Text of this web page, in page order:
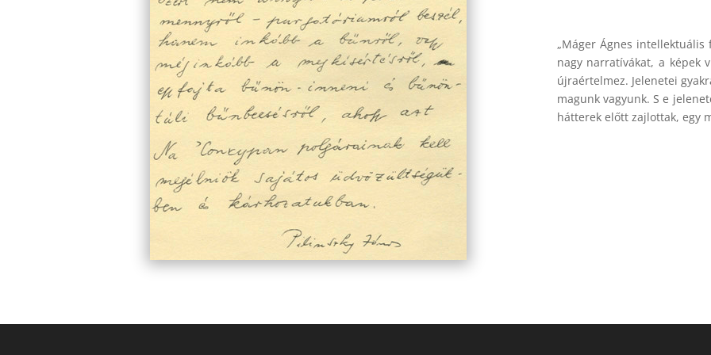
„Máger Ágnes
nagy narratívákat, a képek
újraértelmez. Jelenetei
magunk vagyunk. S e
hátterek előtt zajlottak, egy